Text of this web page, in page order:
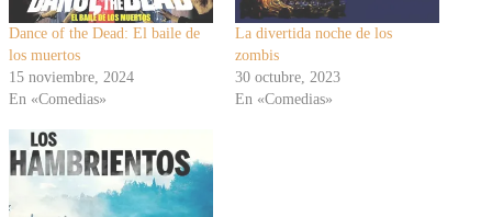
Dance of the Dead: El baile de
los muertos
15 noviembre, 2024
En «Comedias»
La divertida noche de los
zombis
30 octubre, 2023
En «Comedias»